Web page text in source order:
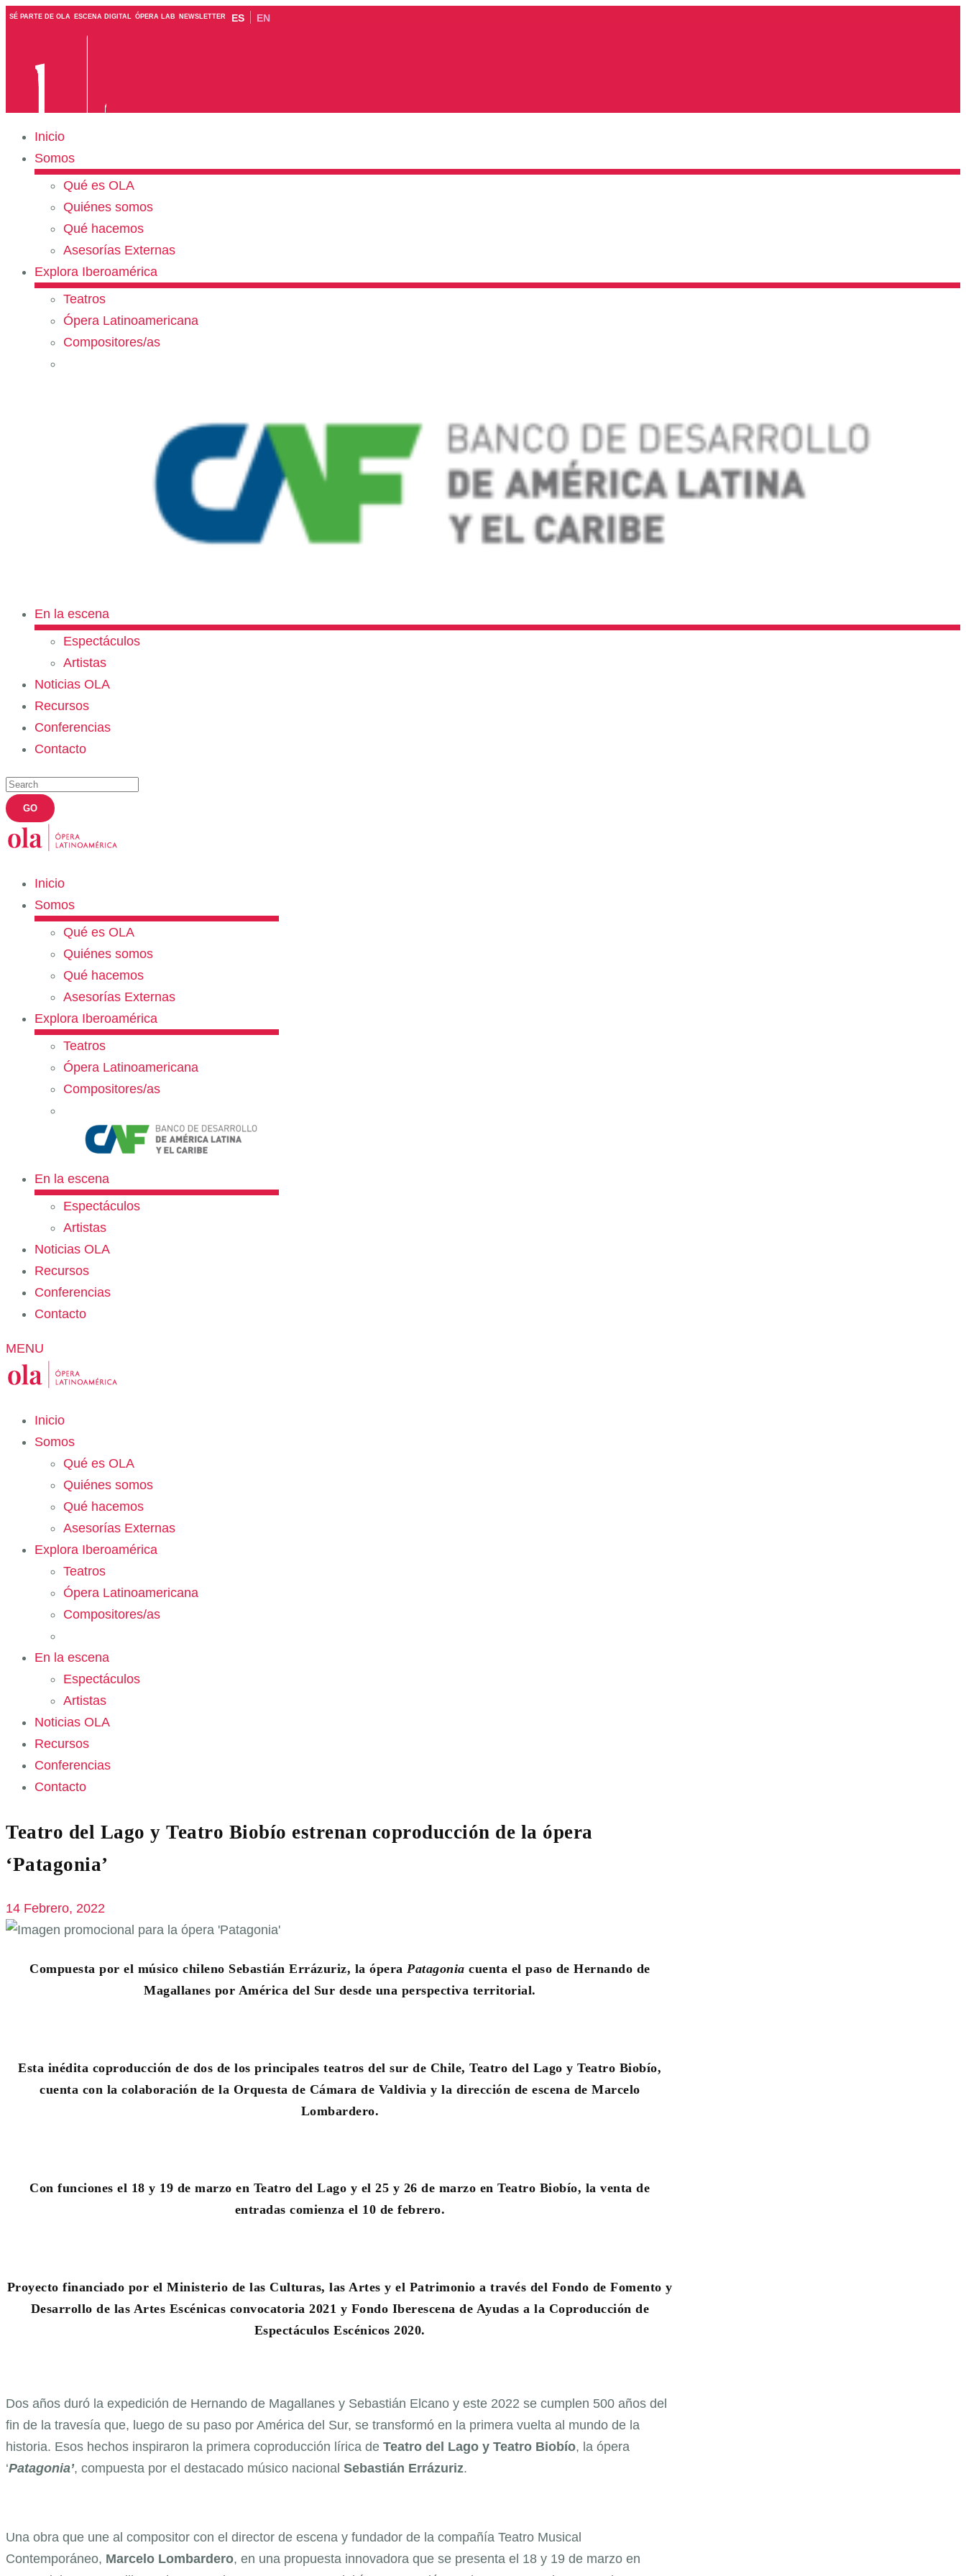
SÉ PARTE DE OLA ESCENA DIGITAL ÓPERA LAB NEWSLETTER ES EN
Inicio
Somos
Qué es OLA
Quiénes somos
Qué hacemos
Asesorías Externas
Explora Iberoamérica
Teatros
Ópera Latinoamericana
Compositores/as
En la escena
Espectáculos
Artistas
Noticias OLA
Recursos
Conferencias
Contacto
Inicio
Somos
Qué es OLA
Quiénes somos
Qué hacemos
Asesorías Externas
Explora Iberoamérica
Teatros
Ópera Latinoamericana
Compositores/as
En la escena
Espectáculos
Artistas
Noticias OLA
Recursos
Conferencias
Contacto
MENU
Inicio
Somos
Qué es OLA
Quiénes somos
Qué hacemos
Asesorías Externas
Explora Iberoamérica
Teatros
Ópera Latinoamericana
Compositores/as
En la escena
Espectáculos
Artistas
Noticias OLA
Recursos
Conferencias
Contacto
Teatro del Lago y Teatro Biobío estrenan coproducción de la ópera
‘Patagonia’
14 Febrero, 2022
Compuesta por el músico chileno Sebastián Errázuriz, la ópera Patagonia cuenta el paso de Hernando de
Magallanes por América del Sur desde una perspectiva territorial.
Esta inédita coproducción de dos de los principales teatros del sur de Chile, Teatro del Lago y Teatro Biobío,
cuenta con la colaboración de la Orquesta de Cámara de Valdivia y la dirección de escena de Marcelo
Lombardero.
Con funciones el 18 y 19 de marzo en Teatro del Lago y el 25 y 26 de marzo en Teatro Biobío, la venta de
entradas comienza el 10 de febrero.
Proyecto financiado por el Ministerio de las Culturas, las Artes y el Patrimonio a través del Fondo de Fomento y
Desarrollo de las Artes Escénicas convocatoria 2021 y Fondo Iberescena de Ayudas a la Coproducción de
Espectáculos Escénicos 2020.
Dos años duró la expedición de Hernando de Magallanes y Sebastián Elcano y este 2022 se cumplen 500 años del
fin de la travesía que, luego de su paso por América del Sur, se transformó en la primera vuelta al mundo de la
historia. Esos hechos inspiraron la primera coproducción lírica de Teatro del Lago y Teatro Biobío, la ópera
‘Patagonia’, compuesta por el destacado músico nacional Sebastián Errázuriz.
Una obra que une al compositor con el director de escena y fundador de la compañía Teatro Musical
Contemporáneo, Marcelo Lombardero, en una propuesta innovadora que se presenta el 18 y 19 de marzo en